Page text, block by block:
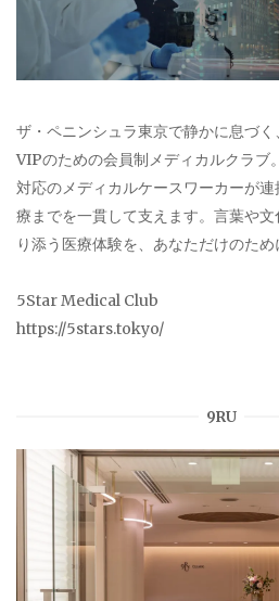
ザ・ペニンシュラ東京で静かに息づ
VIPのための会員制メディカルクラブ
対応のメディカルケースワーカーが
療までを一貫して支えます。言葉や
り添う医療体験を、あなただけのため
5Star Medical Club
https://5stars.tokyo/
9RU